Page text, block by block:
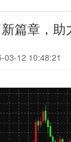
篇章，助
03-12 10:48:21